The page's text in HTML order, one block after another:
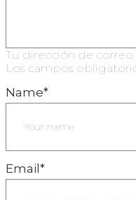
Tu dirección de correo
Los campos
Name*
Email*